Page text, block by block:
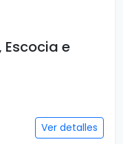
e
Ver detalles